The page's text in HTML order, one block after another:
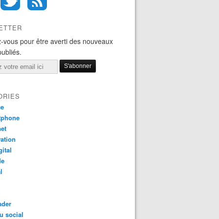
vous pour être averti des nouveaux
social